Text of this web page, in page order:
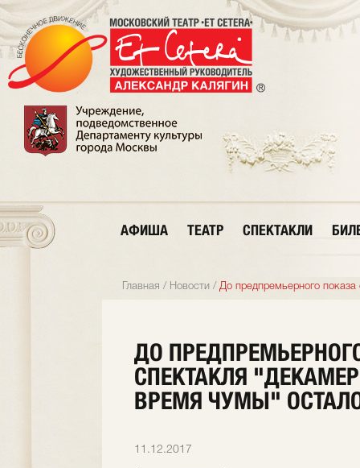
АФИША ТЕАТР СПЕКТАКЛИ
Главная / Новости / До предпремьерного
ДО
СПЕКТАКЛЯ
ВРЕМЯ ЧУМЫ"
11.12.2017